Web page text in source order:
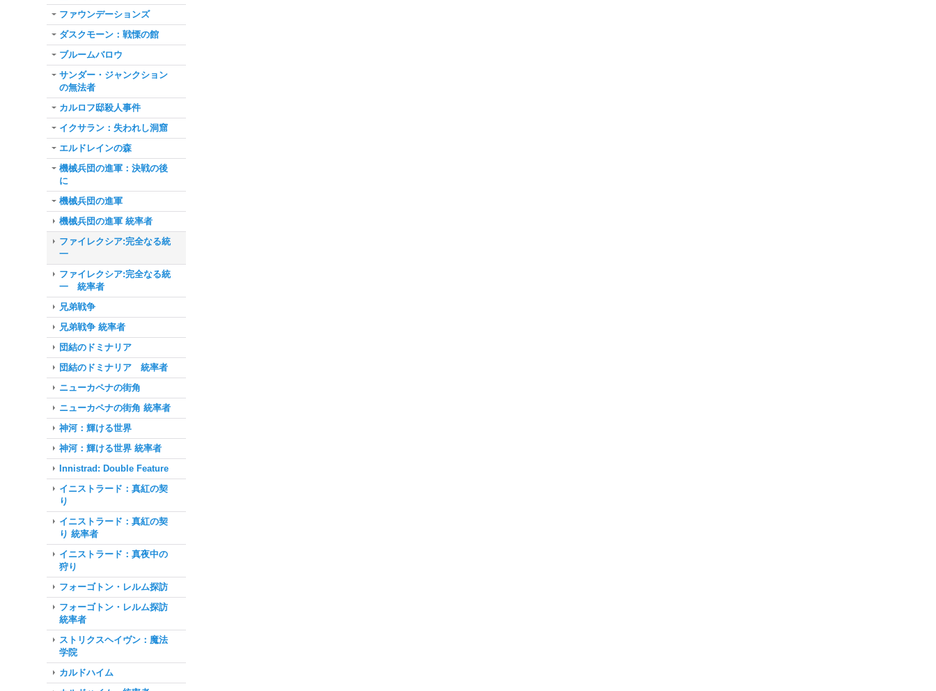
ファウンデーションズ
ダスクモーン：戦慄の館
ブルームバロウ
サンダー・ジャンクション
の無法者
カルロフ邸殺人事件
イクサラン：失われし洞窟
エルドレインの森
機械兵団の進軍：決戦の後
に
機械兵団の進軍
機械兵団の進軍 統率者
ファイレクシア:完全なる統
一
ファイレクシア:完全なる統
一 統率者
兄弟戦争
兄弟戦争 統率者
団結のドミナリア
団結のドミナリア 統率者
ニューカペナの街角
ニューカペナの街角 統率者
神河：輝ける世界
神河：輝ける世界 統率者
Innistrad: Double Feature
イニストラード：真紅の契
り
イニストラード：真紅の契
り 統率者
イニストラード：真夜中の
狩り
フォーゴトン・レルム探訪
フォーゴトン・レルム探訪
統率者
ストリクスヘイヴン：魔法
学院
カルドハイム